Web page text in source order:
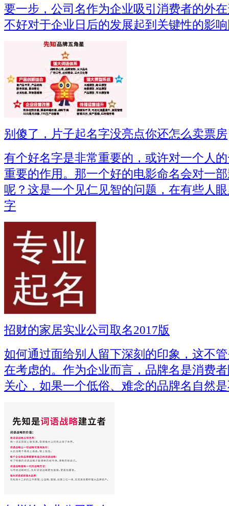
要一步，公司名作为企业吸引消费者的外
不好对于企业日后的发展起到关键性的影
别傻了，片子起名字没亮点你还怎么卖票房
有个好名字是非常重要的，或许对一个人
重要的作用。那一个好的电影命名会对一
呢？这是一个见仁见智的问题，在有些人
字
招财的家居实业公司取名2017版
如何通过面给别人留下深刻的印象，这不
在考虑的。作为企业而言，品牌名是消费
关心，如果一个低俗、难念的品牌名自然